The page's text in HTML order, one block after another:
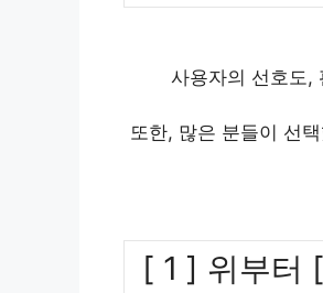
사용자의 선호도,
또한, 많은 분들이 선
[ 1 ] 위부터